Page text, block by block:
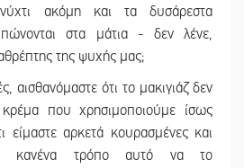
ακόμη και τα δυσάρεστα
στα μάτια - δεν λένε,
της ψυχής μας;
αισθανόμαστε ότι το μακιγιάζ δεν
που χρησιμοποιούμε ίσως
είμαστε αρκετά κουρασμένες και
κανένα τρόπο αυτό να το